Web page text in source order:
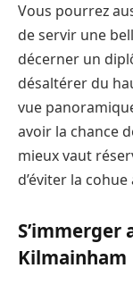
Vous pourrez
de servir une
décerner un
désaltérer du
vue
avoir la chance
mieux vaut
d’éviter la
Kilmainham